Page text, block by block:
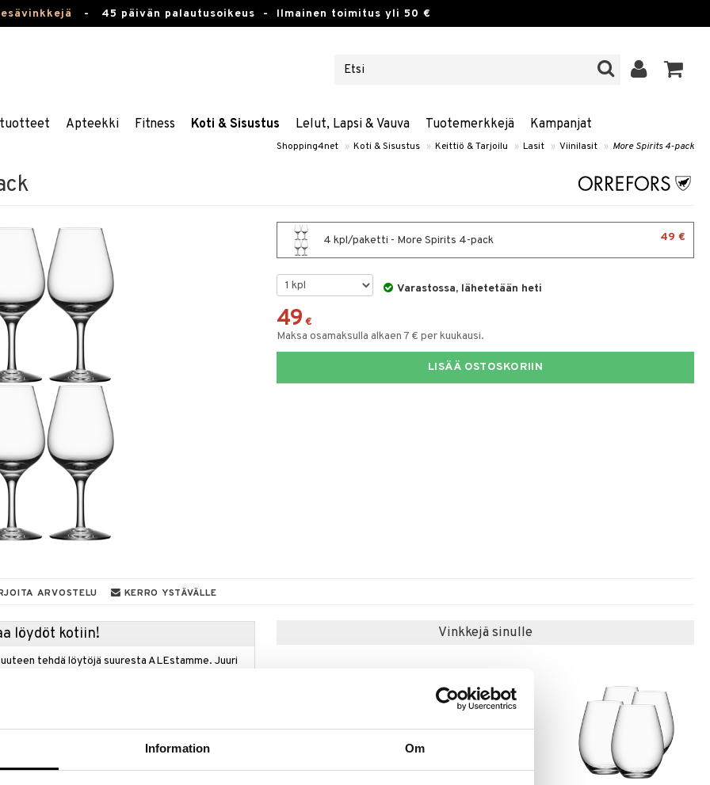
Information Om
- 45 päivän palautusoikeus - Ilmainen toimitus yli 50 €
Apteekki Fitness Koti & Sisustus Lelut, Lapsi & Vauva Tuotemerkkejä Kampanjat
Shopping4net » Koti & Sisustus » Keittiö & Tarjoilu » Lasit » Viinilasit » More Spirits 4-pack
4 kpl/paketti - More Spirits 4-pack 49 €
Varastossa, lähetetään heti
49 €
Maksa osamaksulla alkaen 7 € per kuukausi.
LISÄÄ OSTOSKORIIN
ARVOSTELU KERRO YSTÄVÄLLE
löydöt kotiin!
tehdä löytöjä suuresta ALEstamme. Juuri
ale-löydöt »
Vinkkejä sinulle